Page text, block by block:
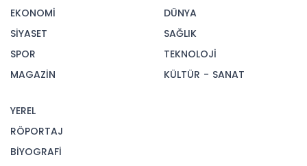
EKONOMİ
SİYASET
SPOR
MAGAZİN
DÜNYA
SAĞLIK
TEKNOLOJİ
KÜLTÜR - SANAT
YEREL
RÖPORTAJ
BİYOGRAFİ